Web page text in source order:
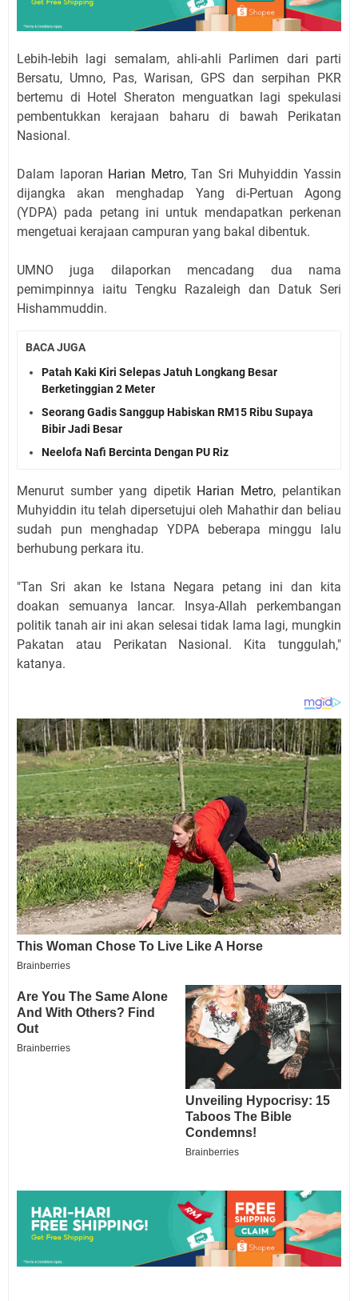
Lebih-lebih lagi semalam, ahli-ahli Parlimen dari parti
Bersatu, Umno, Pas, Warisan, GPS dan serpihan PKR
bertemu di Hotel Sheraton menguatkan lagi spekulasi
pembentukkan kerajaan baharu di bawah Perikatan
Nasional.
Dalam laporan Harian Metro, Tan Sri Muhyiddin Yassin
dijangka akan menghadap Yang di-Pertuan Agong
(YDPA) pada petang ini untuk mendapatkan perkenan
mengetuai kerajaan campuran yang bakal dibentuk.
UMNO juga dilaporkan mencadang dua nama
pemimpinnya iaitu Tengku Razaleigh dan Datuk Seri
Hishammuddin.
BACA JUGA
Patah Kaki Kiri Selepas Jatuh Longkang Besar
Berketinggian 2 Meter
Seorang Gadis Sanggup Habiskan RM15 Ribu Supaya
Bibir Jadi Besar
Neelofa Nafi Bercinta Dengan PU Riz
Menurut sumber yang dipetik Harian Metro, pelantikan
Muhyiddin itu telah dipersetujui oleh Mahathir dan beliau
sudah pun menghadap YDPA beberapa minggu lalu
berhubung perkara itu.
"Tan Sri akan ke Istana Negara petang ini dan kita
doakan semuanya lancar. Insya-Allah perkembangan
politik tanah air ini akan selesai tidak lama lagi, mungkin
Pakatan atau Perikatan Nasional. Kita tunggulah,"
katanya.